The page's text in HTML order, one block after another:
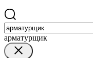
арматурщик